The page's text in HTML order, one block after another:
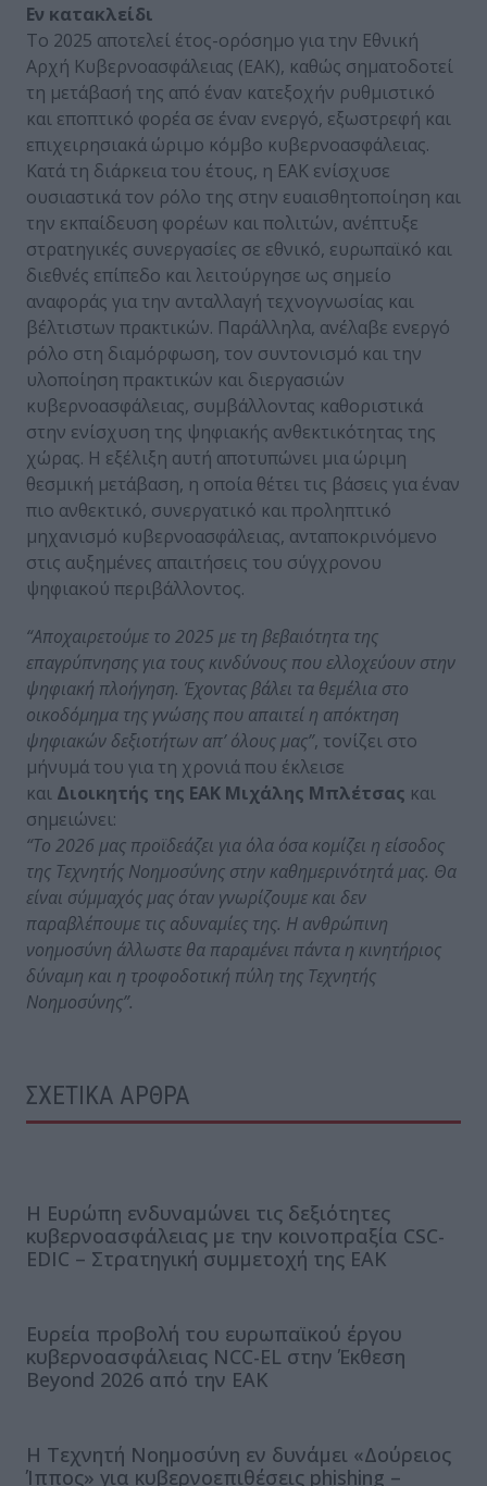
Εν κατακλείδι
Το 2025 αποτελεί έτος-ορόσημο για την Εθνική
Αρχή Κυβερνοασφάλειας (ΕΑΚ), καθώς σηματοδοτεί
τη μετάβασή της από έναν κατεξοχήν ρυθμιστικό
και εποπτικό φορέα σε έναν ενεργό, εξωστρεφή και
επιχειρησιακά ώριμο κόμβο κυβερνοασφάλειας.
Κατά τη διάρκεια του έτους, η ΕΑΚ ενίσχυσε
ουσιαστικά τον ρόλο της στην ευαισθητοποίηση και
την εκπαίδευση φορέων και πολιτών, ανέπτυξε
στρατηγικές συνεργασίες σε εθνικό, ευρωπαϊκό και
διεθνές επίπεδο και λειτούργησε ως σημείο
αναφοράς για την ανταλλαγή τεχνογνωσίας και
βέλτιστων πρακτικών. Παράλληλα, ανέλαβε ενεργό
ρόλο στη διαμόρφωση, τον συντονισμό και την
υλοποίηση πρακτικών και διεργασιών
κυβερνοασφάλειας, συμβάλλοντας καθοριστικά
στην ενίσχυση της ψηφιακής ανθεκτικότητας της
χώρας. Η εξέλιξη αυτή αποτυπώνει μια ώριμη
θεσμική μετάβαση, η οποία θέτει τις βάσεις για έναν
πιο ανθεκτικό, συνεργατικό και προληπτικό
μηχανισμό κυβερνοασφάλειας, ανταποκρινόμενο
στις αυξημένες απαιτήσεις του σύγχρονου
ψηφιακού περιβάλλοντος.
“Αποχαιρετούμε το 2025 με τη βεβαιότητα της
επαγρύπνησης για τους κινδύνους που ελλοχεύουν στην
ψηφιακή πλοήγηση. Έχοντας βάλει τα θεμέλια στο
οικοδόμημα της γνώσης που απαιτεί η απόκτηση
ψηφιακών δεξιοτήτων απ’ όλους μας”, τονίζει στο
μήνυμά του για τη χρονιά που έκλεισε
και Διοικητής της ΕΑΚ Μιχάλης Μπλέτσας και
σημειώνει:
“Το 2026 μας προϊδεάζει για όλα όσα κομίζει η είσοδος
της Τεχνητής Νοημοσύνης στην καθημερινότητά μας. Θα
είναι σύμμαχός μας όταν γνωρίζουμε και δεν
παραβλέπουμε τις αδυναμίες της. Η ανθρώπινη
νοημοσύνη άλλωστε θα παραμένει πάντα η κινητήριος
δύναμη και η τροφοδοτική πύλη της Τεχνητής
Νοημοσύνης”.
ΣΧΕΤΙΚΑ ΑΡΘΡΑ
Η Ευρώπη ενδυναμώνει τις δεξιότητες
κυβερνοασφάλειας με την κοινοπραξία CSC-
EDIC – Στρατηγική συμμετοχή της ΕΑΚ
Ευρεία προβολή του ευρωπαϊκού έργου
κυβερνοασφάλειας NCC-EL στην Έκθεση
Beyond 2026 από την ΕΑΚ
Η Τεχνητή Νοημοσύνη εν δυνάμει «Δούρειος
Ίππος» για κυβερνοεπιθέσεις phishing –